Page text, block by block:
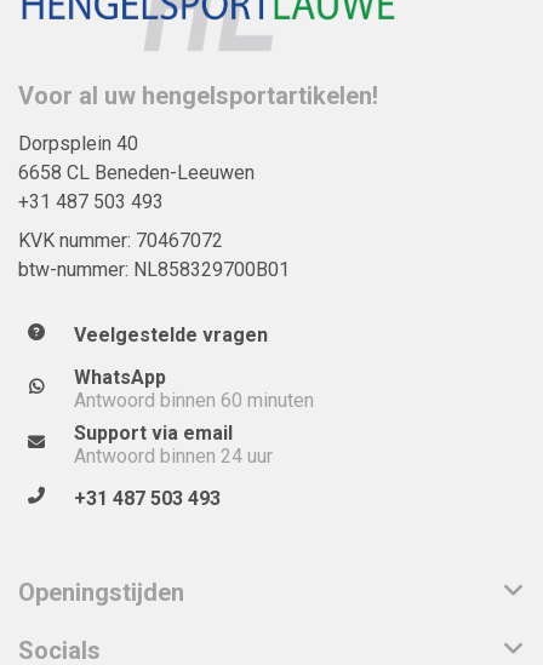
Voor al uw hengelsportartikelen!
Dorpsplein 40
6658 CL Beneden-Leeuwen
+31 487 503 493
KVK nummer: 70467072
btw-nummer: NL858329700B01
Veelgestelde vragen
WhatsApp
Antwoord binnen 60 minuten
Support via email
Antwoord binnen 24 uur
+31 487 503 493
Openingstijden
Socials